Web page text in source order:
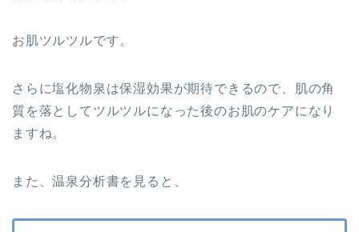
お肌ツルツルです。
さらに塩化物泉は保湿効果が期待できるので、肌の角
質を落としてツルツルになった後のお肌のケアになり
ますね。
また、温泉分析書を見ると、